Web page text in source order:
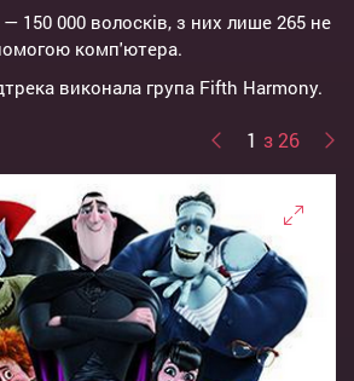
— 150 000 волосків, з них лише 265 не
комп'ютера.
виконала група Fifth Harmony.
1 з 26